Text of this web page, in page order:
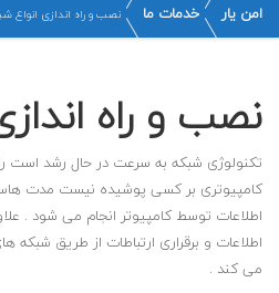
امن یار خدمات ما نصب و راه اندازی انواع
نصب و راه
تکنولوژی شبکه به سرعت در حال رشد
کامپیوتری بر کسی پوشیده نیست مدت
اطلاعات توسط کامپیوتر انجام می شود .
اطلاعات و برقراری ارتباطات از طریق
می کند .